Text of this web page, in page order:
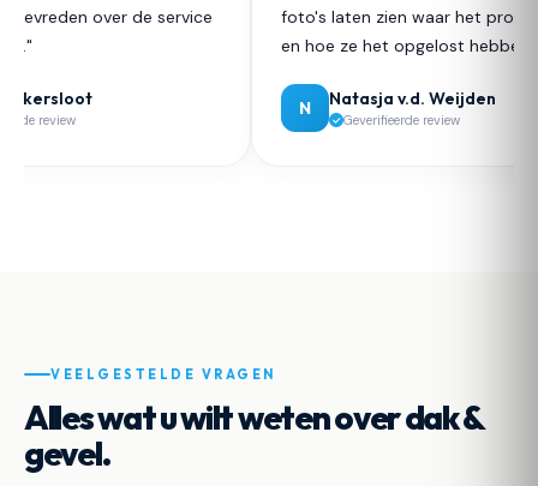
over de service
review
foto's laten zien waar het
en hoe ze het opgelost hebben."
Natasja v.d. Weijden
Geverifieerde review
VEELGESTELDE VRAGEN
Alles wat u wilt weten over dak &
gevel.